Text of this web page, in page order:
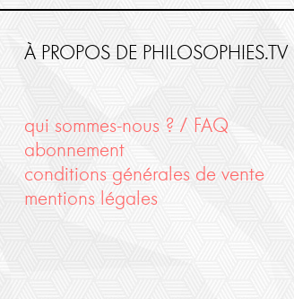
À PROPOS DE PHILOSOPHIES.TV
qui sommes-nous ? / FAQ
abonnement
conditions générales de vente
mentions légales